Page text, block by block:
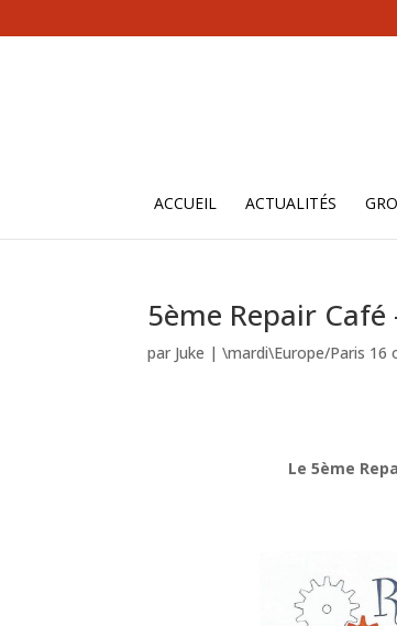
ACCUEIL ACTUALITÉS
5ème Repair
par Juke |\mardi\Europe/Paris 16
Le 5ème